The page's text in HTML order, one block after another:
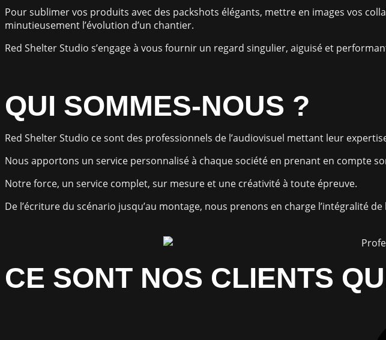
Pour sublimer vos produits avec des packshots élégants, mettre en images vos
minutieusement l’évolution d’un chantier.
Red Shelter Studio s’engage à vous fournir un regard singulier, aiguisé et
QUI SOMMES-NOUS ?
Red Shelter Studio ce sont des professionnels de l’audiovisuel mettant leur
Nous apportons un service personnalisé à chaque société en prenant en compte
Notre force, un service complet, sur mesure et une créativité à toute épreuve.
De l’écriture du scénario jusqu’au montage, nous prenons en charge
CE SONT NOS CLIENTS